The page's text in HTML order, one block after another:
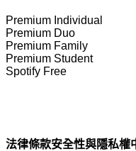
Premium Individual
Premium Duo
Premium Family
Premium Student
Spotify Free
法律條款安全性與隱私權